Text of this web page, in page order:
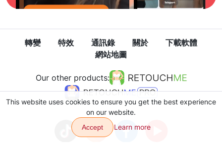
轉變 特效 通訊錄 關於
下載軟體
網站地圖
Our other products:
This website uses cookies to ensure you get the best experience
on our website.
Accept Learn more